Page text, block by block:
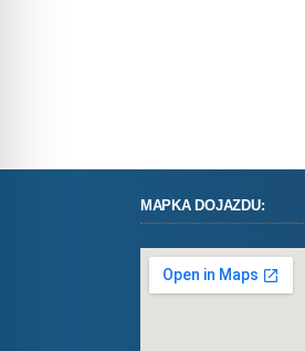
MAPKA DOJAZDU: